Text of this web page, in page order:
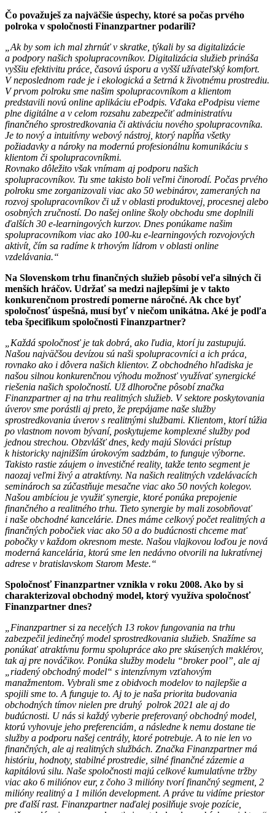
Čo považuješ za najväčšie úspechy, ktoré sa počas prvého
polroka v spoločnosti Finanzpartner podarili?
„Ak by som ich mal zhrnúť v skratke, týkali by sa digitalizácie
a podpory našich spolupracovníkov. Digitalizácia služieb prináša
vyššiu efektivitu práce, časovú úsporu a vyšší užívateľský komfort.
V neposlednom rade je i ekologická a šetrná k životnému prostrediu.
V prvom polroku sme našim spolupracovníkom a klientom
predstavili novú online aplikáciu ePodpis. Vďaka ePodpisu vieme
plne digitálne a v celom rozsahu zabezpečiť administratívu
finančného sprostredkovania či aktiváciu nového spolupracovníka.
Je to nový a intuitívny webový nástroj, ktorý napĺňa všetky
požiadavky a nároky na modernú profesionálnu komunikáciu s
klientom či spolupracovníkmi.
Rovnako dôležito však vnímam aj podporu našich
spolupracovníkov. Tu sme takisto boli veľmi činorodí. Počas prvého
polroku sme zorganizovali viac ako 50 webinárov, zameraných na
rozvoj spolupracovníkov či už v oblasti produktovej, procesnej alebo
osobných zručností. Do našej online školy obchodu sme doplnili
ďalších 30 e-learningových kurzov. Dnes ponúkame našim
spolupracovníkom viac ako 100-ku e-learningových rozvojových
aktivít, čím sa radíme k trhovým lídrom v oblasti online
vzdelávania.“
Na Slovenskom trhu finančných služieb pôsobí veľa silných či
menších hráčov. Udržať sa medzi najlepšími je v takto
konkurenčnom prostredí pomerne náročné. Ak chce byť
spoločnosť úspešná, musí byť v niečom unikátna. Aké je podľa
teba špecifikum spoločnosti Finanzpartner?
„Každá spoločnosť je tak dobrá, ako ľudia, ktorí ju zastupujú.
Našou najväčšou devízou sú naši spolupracovníci a ich práca,
rovnako ako i dôvera našich klientov. Z obchodného hľadiska je
našou silnou konkurenčnou výhodu možnosť využívať synergické
riešenia našich spoločností. Už dlhoročne pôsobí značka
Finanzpartner aj na trhu realitných služieb. V sektore poskytovania
úverov sme porástli aj preto, že prepájame naše služby
sprostredkovania úverov s realitnými službami. Klientom, ktorí túžia
po vlastnom novom bývaní, poskytujeme komplexné služby pod
jednou strechou. Obzvlášť dnes, kedy majú Slováci prístup
k historicky najnižším úrokovým sadzbám, to funguje výborne.
Takisto rastie záujem o investičné reality, takže tento segment je
naozaj veľmi živý a atraktívny. Na našich realitných vzdelávacích
seminároch sa zúčastňuje mesačne viac ako 50 nových kolegov.
Našou ambíciou je využiť synergie, ktoré ponúka prepojenie
finančného a realitného trhu. Tieto synergie by mali zosobňovať
i naše obchodné kancelárie. Dnes máme celkový počet realitných a
finančných pobočiek viac ako 50 a do budúcnosti chceme mať
pobočky v každom okresnom meste. Našou vlajkovou loďou je nová
moderná kancelária, ktorú sme len nedávno otvorili na lukratívnej
adrese v bratislavskom Starom Meste.“
Spoločnosť Finanzpartner vznikla v roku 2008. Ako by si
charakterizoval obchodný model, ktorý využíva spoločnosť
Finanzpartner dnes?
„Finanzpartner si za necelých 13 rokov fungovania na trhu
zabezpečil jedinečný model sprostredkovania služieb. Snažíme sa
ponúkať atraktívnu formu spolupráce ako pre skúsených maklérov,
tak aj pre nováčikov. Ponúka služby modelu “broker pool”, ale aj
„riadený obchodný model“ s intenzívnym vzťahovým
manažmentom. Vybrali sme z obidvoch modelov to najlepšie a
spojili sme to. A funguje to. Aj to je naša priorita budovania
obchodných tímov nielen pre druhý polrok 2021 ale aj do
budúcnosti. U nás si každý vyberie preferovaný obchodný model,
ktorú vyhovuje jeho preferenciám, a následne k nemu dostane tie
služby a podporu našej centrály, ktoré potrebuje. A to nie len vo
finančných, ale aj realitných službách. Značka Finanzpartner má
históriu, hodnoty, stabilné prostredie, silné finančné zázemie a
kapitálovú silu. Naše spoločnosti majú celkové kumulatívne tržby
viac ako 6 miliónov eur, z čoho 3 milióny tvorí finančný segment, 2
milióny realitný a 1 milión development. A práve tu vidíme priestor
pre ďalší rast. Finanzpartner naďalej posilňuje svoje pozície,